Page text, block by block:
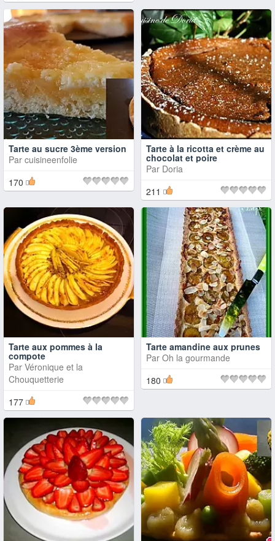
Tarte au sucre 3ème version
Par cuisineenfolie
170
Tarte à la ricotta et crème au
chocolat et poire
Par Doria
211
Tarte aux pommes à la
compote
Par Véronique et la
Chouquetterie
177
Tarte amandine aux prunes
Par Oh la gourmande
180